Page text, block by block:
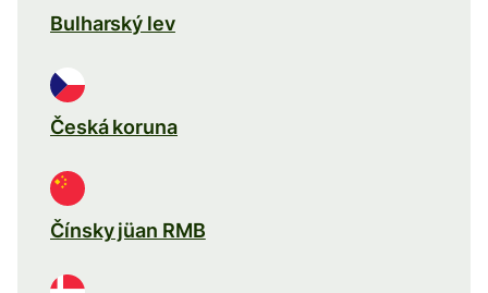
Bulharský lev
Česká koruna
Čínsky jüan RMB